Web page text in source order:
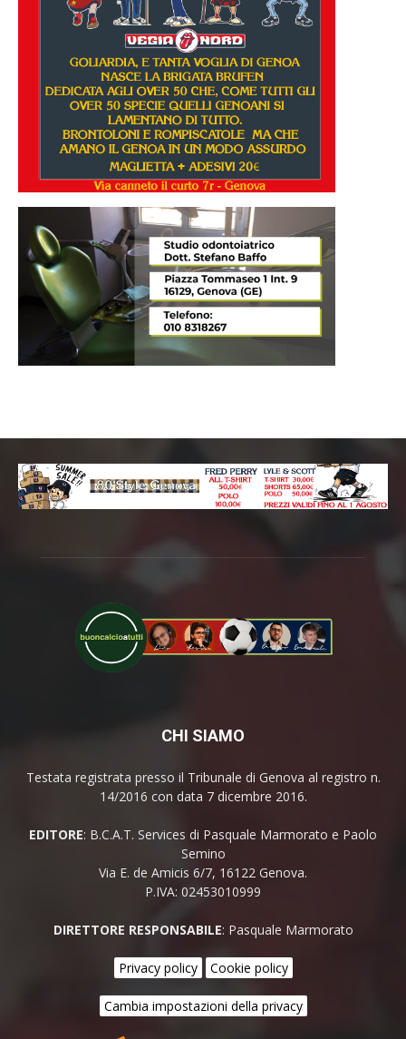
CHI SIAMO
Testata registrata presso il Tribunale di Genova al registro n.
14/2016 con data 7 dicembre 2016.
EDITORE: B.C.A.T. Services di Pasquale Marmorato e Paolo
Semino
Via E. de Amicis 6/7, 16122 Genova.
P.IVA: 02453010999
DIRETTORE RESPONSABILE: Pasquale Marmorato
Privacy policy Cookie policy
Cambia impostazioni della privacy